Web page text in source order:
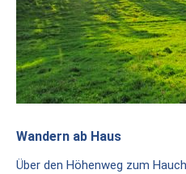
Heiligtum
Gertraud
von
Bullion
Kontakt/Shop
Kontakt
Wandern ab Haus
Über den Höhenweg zum